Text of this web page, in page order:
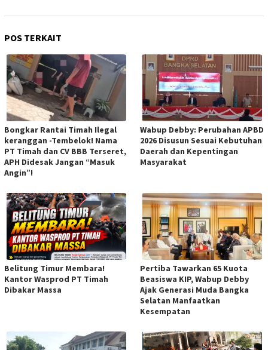
POS TERKAIT
Bongkar Rantai Timah Ilegal
keranggan -Tembelok! Nama
PT Timah dan CV BBB Terseret,
APH Didesak Jangan “Masuk
Angin”!
Wabup Debby: Perubahan APBD
2026 Disusun Sesuai Kebutuhan
Daerah dan Kepentingan
Masyarakat
Belitung Timur Membara!
Kantor Wasprod PT Timah
Dibakar Massa
Pertiba Tawarkan 65 Kuota
Beasiswa KIP, Wabup Debby
Ajak Generasi Muda Bangka
Selatan Manfaatkan
Kesempatan